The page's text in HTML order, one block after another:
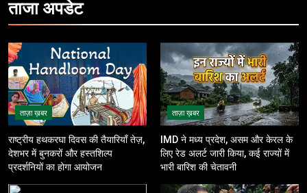
ताजाअपडेट
ताज़ा ख़बर
राष्ट्रीय हथकरघा दिवस की तैयारियाँ तेज़,
देशभर में बुनकरों और हस्तशिल्प
प्रदर्शनियों का होगा आयोजन
ताज़ा ख़बर
IMD ने मध्य प्रदेश, असम और केरल के
लिए रेड अलर्ट जारी किया, कई राज्यों में
भारी बारिश की चेतावनी